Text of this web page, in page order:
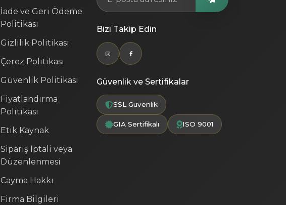
İade ve Geri Ödeme
Politikası
Gizlilik Politikası
Çerez Politikası
Güvenlik Politikası
Fiyatlandırma
Politikası
Etik Kaynak
Sipariş İptali veya
Düzenlenmesi
Cayma Hakkı
Firma Bilgileri
Bizi Takip Edin
Güvenlik ve Sertifikalar
SSL Güvenlik
GIA Sertifikalı ISO 9001